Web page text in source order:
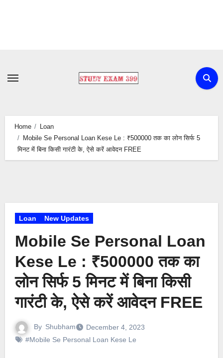
content
Home
Loan
Mobile Se Personal Loan Kese Le : ₹500000 तक का लोन सिर्फ 5
मिनट में बिना किसी गारंटी के, ऐसे करें आवेदन FREE
Loan New Updates
Mobile Se Personal Loan
Kese Le : ₹500000 तक का
लोन सिर्फ 5 मिनट में बिना किसी
गारंटी के, ऐसे करें आवेदन FREE
By Shubham
December 4, 2023
#Mobile Se Personal Loan Kese Le